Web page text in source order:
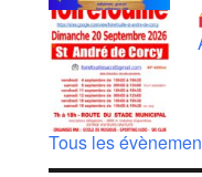
Tous les